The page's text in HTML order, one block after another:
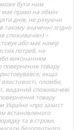
бути ним
право на обмін
днів, не рахуючи
значенні згідно
споживачів») –
або має намір
потреб, не
виконанням
повернення товару
якщо
пломби,
виданий споживачеві
товару
України «про захист
встановленого
та в строки,
безоплатного